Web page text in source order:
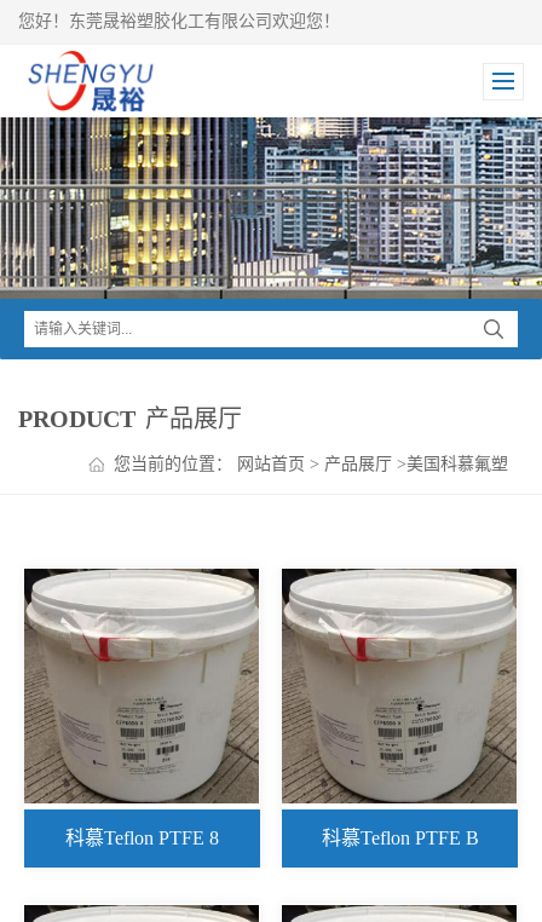
您好！东莞晟裕塑胶化工有限公司欢迎您！
PRODUCT 产品展厅
您当前的位置： 网站首页 > 产品展厅 >美国科慕氟塑
科慕Teflon PTFE 8 科慕Teflon PTFE B